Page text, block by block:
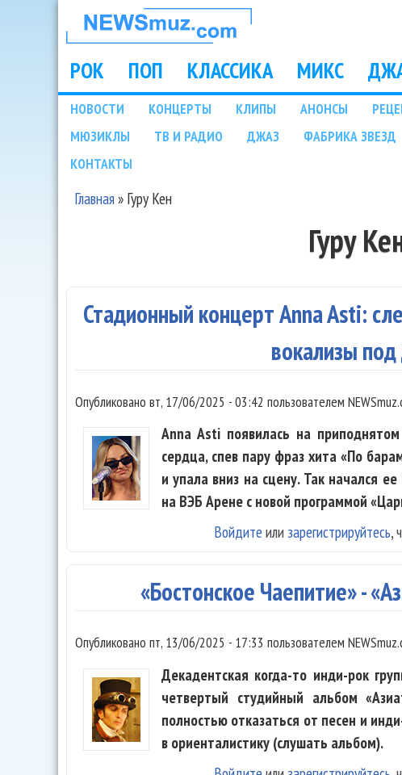
НОВОСТИ
МУЗЫКИ И
ШОУ БИЗНЕСА
NEWSMUZ.COM
Main menu
РОК ПОП КЛАССИКА МИКС
Подразделы
НОВОСТИ КОНЦЕРТЫ КЛИПЫ АНОНСЫ
МЮЗИКЛЫ
ТВ И РАДИО ДЖАЗ ФАБРИКА ЗВЕЗД
КОНТАКТЫ
Вы здесь
Главная» Гуру Кен
Гуру
Стадионный концерт Anna Asti:
вокализы под
Опубликовано вт, 17/06/2025 - 03:42 пользователем
Anna Asti появилась на
сердца, спев пару фраз хита «По
и упала вниз на сцену. Так начался
на ВЭБ Арене с новой программой
Войдите или зарегистрируйтесь,
«Бостонское Чаепитие» -
Опубликовано пт, 13/06/2025 - 17:33 пользователем
Декадентская когда-то инди-рок
четвертый студийный альбом
полностью отказаться от песен и
в ориенталистику (слушать альбом).